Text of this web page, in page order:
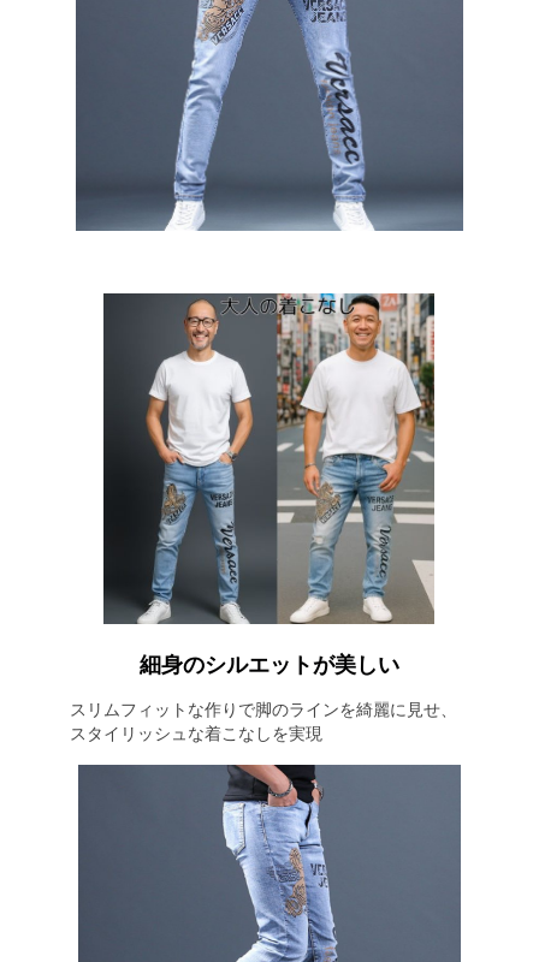
細身のシルエットが美しい
スリムフィットな作りで脚のラインを綺麗に見せ、
スタイリッシュな着こなしを実現